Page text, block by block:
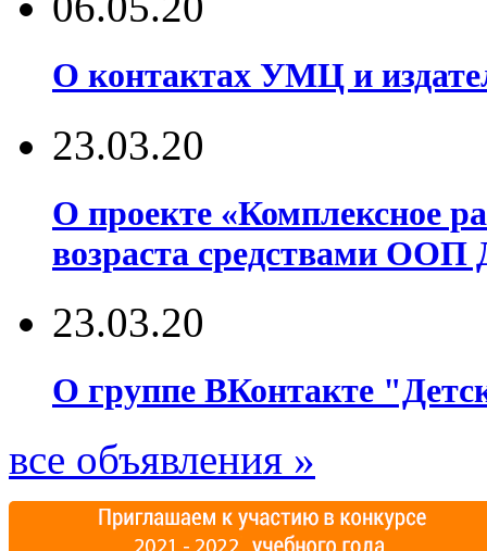
О контактах УМЦ и
23.03.20
О проекте «Комплексное
возраста средствами ООП
23.03.20
О группе ВКонтакте
все объявления »